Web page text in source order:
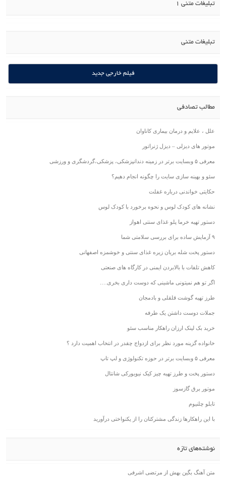
تبلیغات متنی 1
تبلیغات متنی
فیلم خارجی جدید
مطالب تصادفی
علل ، علایم و درمان بیماری کاناوان
موتور های دیزلی – دیزل ژنراتور
معرفی ۵ وبسایت برتر در زمینه دندانپزشکی، پزشکی،گردشگری و ورزشی
سئو و بهینه سازی سایت را چگونه انجام دهیم؟
حکایتی خواندنی درباره غفلت
نشانه های کودک لوس و نحوه برخورد با کودک لوس
دستور تهیه خرما پلو غذای سنتی اهواز
۹ آزمایش ساده برای بررسی سلامتی شما
دستور پخت شله بریان زیره غذای سنتی و خوشمزه اصفهانی
کاهش تلفات با بالابردن ایمنی در کارگاه های صنعتی
اگر تو هم نمیتونی ماشینی که دوست داری بخری….
طرز تهیه گوشت قلقلی و بادمجان
جملات دوست داشتن یک طرفه
خرید بک لینک ارزان راهکار مناسب سئو
خانواده گزینه مورد نظر برای ازدواج چقدر در انتخاب اهمیت دارد ؟
معرفی ۵ وبسایت برتر در حوزه تکنولوژی و لپ تاپ
دستور پخت و طرز تهیه چیز کیک نیویورکی شانتال
موتور برق گازسوز
تابلو چلنیوم
با این راهکارها زندگی مشترکتان را از یکنواختی درآورید
نوشته‌های تازه
متن آهنگ بگین بهش از مرتضی اشرفی